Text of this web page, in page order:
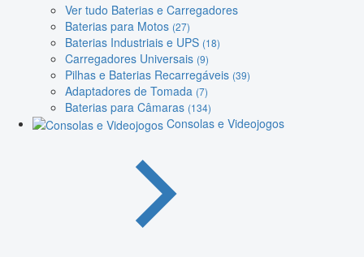
Ver tudo Baterias e Carregadores
Baterias para Motos (27)
Baterias Industriais e UPS (18)
Carregadores Universais (9)
Pilhas e Baterias Recarregáveis (39)
Adaptadores de Tomada (7)
Baterias para Câmaras (134)
Consolas e Videojogos